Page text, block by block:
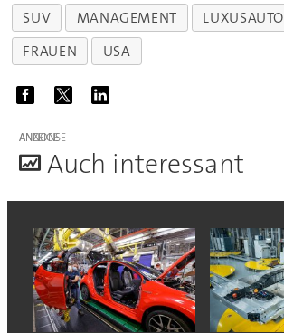
SUV MANAGEMENT LUXUSAUTO
FRAUEN
USA
ANZEIGE
Auch interessant